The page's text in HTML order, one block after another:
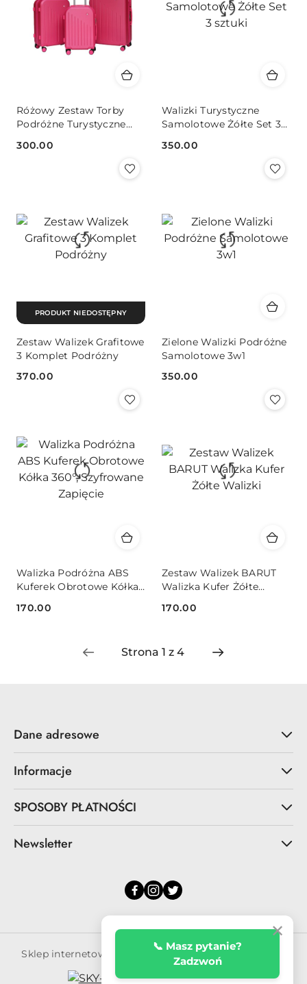
✕
📞 Masz pytanie?
Zadzwoń
Różowy Zestaw Torby
Podróżne Turystyczne
Cena:
300.00
Walizki Turystyczne
Samolotowe Żółte Set 3
Cena:
350.00
Zestaw Walizek Grafitowe
3 Komplet Podróżny
Cena:
370.00
PRODUKT NIEDOSTĘPNY
Zielone Walizki Podróżne
Samolotowe 3w1
Cena:
350.00
Walizka Podróżna ABS
Kuferek Obrotowe Kółka
Cena:
170.00
Zestaw Walizek BARUT
Walizka Kufer Żółte
Cena:
170.00
Dane adresowe
Informacje
SPOSOBY PŁATNOŚCI
Newsletter
Sklep internetowy na oprogramowaniu Sky-Shop.pl